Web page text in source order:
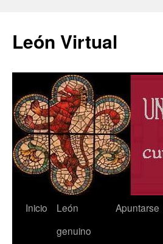
León Virtual
Saltar
Inicio
León
genuino
Apuntarse